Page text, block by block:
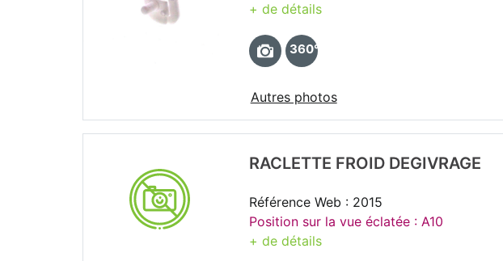
+ de détails
360°
Autres photos
RACLETTE FROID DEGIVRAGE
Référence Web : 2015
Position sur la vue éclatée : A10
+ de détails